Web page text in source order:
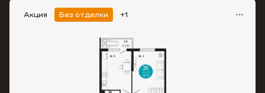
Акция Без отделки +1